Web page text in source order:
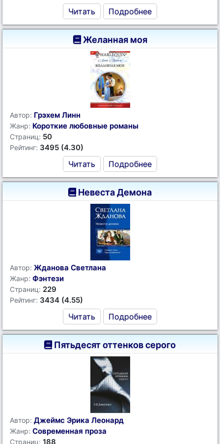
Читать Подробнее
Желанная моя
Автор: Грэхем Линн
Жанр: Короткие любовные романы
Страниц: 50
Рейтинг: 3495 (4.30)
Читать Подробнее
Невеста Демона
Автор: Жданова Светлана
Жанр: Фэнтези
Страниц: 229
Рейтинг: 3434 (4.55)
Читать Подробнее
Пятьдесят оттенков серого
Автор: Джеймс Эрика Леонард
Жанр: Современная проза
Страниц: 188